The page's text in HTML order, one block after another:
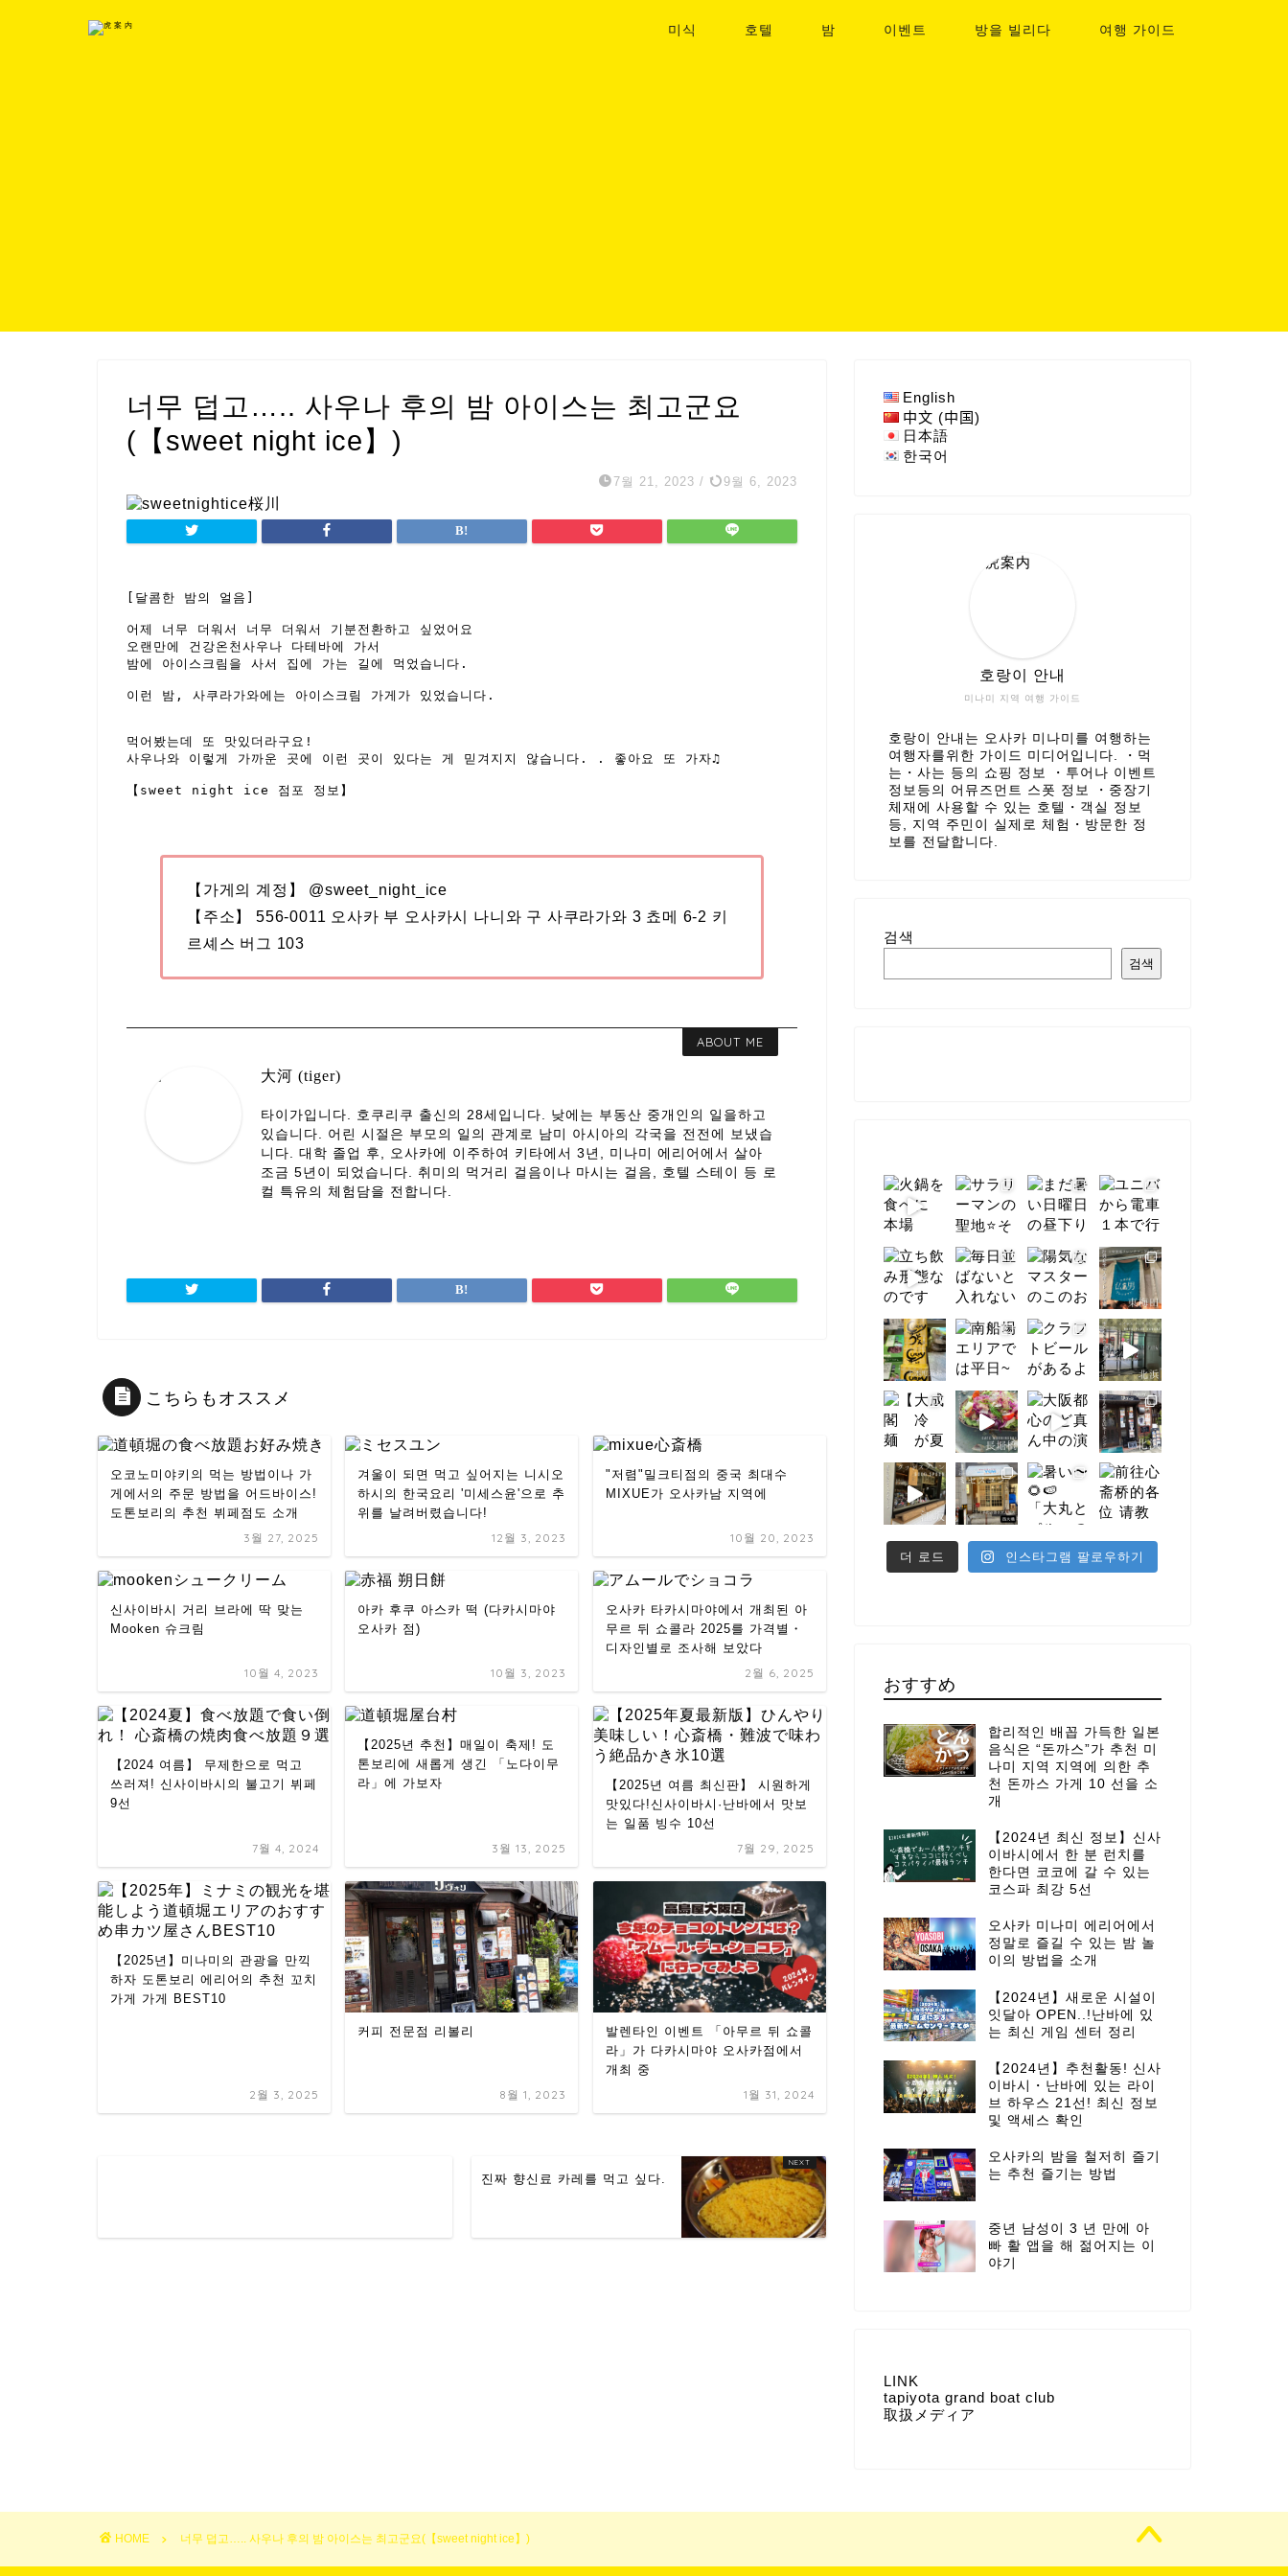
미식 호텔 밤 이벤트 방을 빌리다 여행 가이드
너무 덥고….. 사우나 후의 밤 아이스는 최고군요
(【sweet night ice】)
7월 21, 2023 / 9월 6, 2023
[달콤한 밤의 얼음]
어제 너무 더워서 너무 더워서 기분전환하고 싶었어요
오랜만에 건강온천사우나 다테바에 가서
밤에 아이스크림을 사서 집에 가는 길에 먹었습니다.
이런 밤, 사쿠라가와에는 아이스크림 가게가 있었습니다.
먹어봤는데 또 맛있더라구요!
사우나와 이렇게 가까운 곳에 이런 곳이 있다는 게 믿겨지지 않습니다. . 좋아요 또 가자♫
【sweet night ice 점포 정보】
【가게의 계정】 @sweet_night_ice
【주소】 556-0011 오사카 부 오사카시 나니와 구 사쿠라가와 3 쵸메 6-2 키
르셰스 버그 103
ABOUT ME
大河 (tiger)
타이가입니다. 호쿠리쿠 출신의 28세입니다. 낮에는 부동산 중개인의 일을하고
있습니다. 어린 시절은 부모의 일의 관계로 남미 아시아의 각국을 전전에 보냈습
니다. 대학 졸업 후, 오사카에 이주하여 키타에서 3년, 미나미 에리어에서 살아
조금 5년이 되었습니다. 취미의 먹거리 걸음이나 마시는 걸음, 호텔 스테이 등 로
컬 특유의 체험담을 전합니다.
こちらもオススメ
오코노미야키의 먹는 방법이나 가
게에서의 주문 방법을 어드바이스!
도톤보리의 추천 뷔페점도 소개
3월 27, 2025
겨울이 되면 먹고 싶어지는 니시오
하시의 한국요리 '미세스윤'으로 추
위를 날려버렸습니다!
12월 3, 2023
"저렴"밀크티점의 중국 최대수
MIXUE가 오사카남 지역에
10월 20, 2023
신사이바시 거리 브라에 딱 맞는
Mooken 슈크림
10월 4, 2023
아카 후쿠 아스카 떡 (다카시마야
오사카 점)
10월 3, 2023
오사카 타카시마야에서 개최된 아
무르 뒤 쇼콜라 2025를 가격별・
디자인별로 조사해 보았다
2월 6, 2025
【2024 여름】 무제한으로 먹고
쓰러져! 신사이바시의 불고기 뷔페
9선
7월 4, 2024
【2025년 추천】매일이 축제! 도
톤보리에 새롭게 생긴 「노다이무
라」에 가보자
3월 13, 2025
【2025년 여름 최신판】 시원하게
맛있다!신사이바시·난바에서 맛보
는 일품 빙수 10선
7월 29, 2025
【2025년】미나미의 관광을 만끽
하자 도톤보리 에리어의 추천 꼬치
가게 가게 BEST10
2월 3, 2025
커피 전문점 리볼리
8월 1, 2023
발렌타인 이벤트 「아무르 뒤 쇼콜
라」가 다카시마야 오사카점에서
개최 중
1월 31, 2024
진짜 향신료 카레를 먹고 싶다.
English
中文 (中国)
日本語
한국어
미나미 지역 여행 가이드
호랑이 안내
호랑이 안내는 오사카 미나미를 여행하는
여행자를위한 가이드 미디어입니다. ・먹
는・사는 등의 쇼핑 정보 ・투어나 이벤트
정보등의 어뮤즈먼트 스폿 정보 ・중장기
체재에 사용할 수 있는 호텔・객실 정보
등, 지역 주민이 실제로 체험・방문한 정
보를 전달합니다.
검색
검색
더 로드 인스타그램 팔로우하기
おすすめ
합리적인 배꼽 가득한 일본
음식은 “돈까스”가 추천 미
나미 지역 지역에 의한 추
천 돈까스 가게 10 선을 소
개
【2024년 최신 정보】신사
이바시에서 한 분 런치를
한다면 코코에 갈 수 있는
코스파 최강 5선
오사카 미나미 에리어에서
정말로 즐길 수 있는 밤 놀
이의 방법을 소개
【2024년】새로운 시설이
잇달아 OPEN..!난바에 있
는 최신 게임 센터 정리
【2024년】추천활동! 신사
이바시・난바에 있는 라이
브 하우스 21선! 최신 정보
및 액세스 확인
오사카의 밤을 철저히 즐기
는 추천 즐기는 방법
중년 남성이 3 년 만에 아
빠 활 앱을 해 젊어지는 이
야기
LINK
tapiyota grand boat club
取扱メディア
HOME 너무 덥고….. 사우나 후의 밤 아이스는 최고군요(【sweet night ice】)